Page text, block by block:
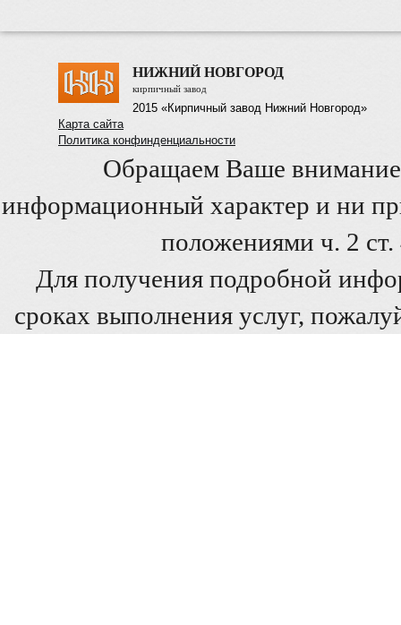
НИЖНИЙ НОВГОРОД
кирпичный завод
2015 «Кирпичный завод Нижний Новгород»
Карта сайта
Политика конфинденциальности
Обращаем Ваше внимание
информационный характер и ни
положениями ч. 2
Для получения подробной
сроках выполнения услуг,